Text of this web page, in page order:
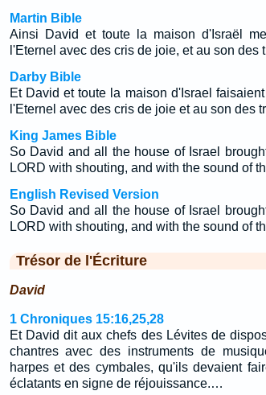
Martin Bible
Ainsi David et toute la maison d'Israël
l'Eternel avec des cris de joie, et au son des
Darby Bible
Et David et toute la maison d'Israel
l'Eternel avec des cris de joie et au son des
King James Bible
So David and all the house of Israel
LORD with shouting, and with the sound of
English Revised Version
So David and all the house of Israel
LORD with shouting, and with the sound of
Trésor de l'Écriture
David
1 Chroniques 15:16,25,28
Et David dit aux chefs des Lévites de
chantres avec des instruments de
harpes et des cymbales, qu'ils devaient
éclatants en signe de réjouissance.…